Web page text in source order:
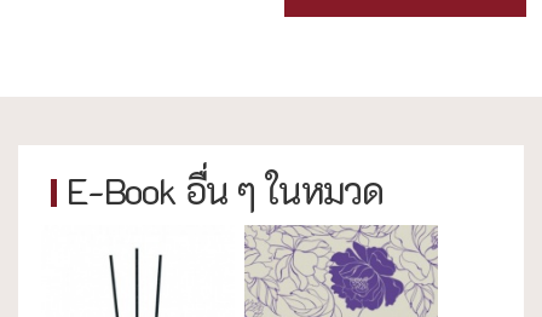
E-Book อื่น ๆ ในหมวด